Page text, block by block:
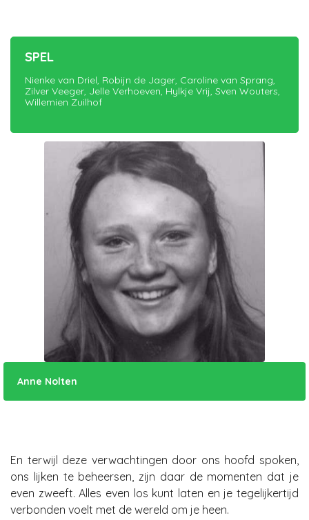
SPEL
Nienke van Driel, Robijn de Jager, Caroline van Sprang,
Zilver Veeger, Jelle Verhoeven, Hylkje Vrij, Sven Wouters,
Willemien Zuilhof
Anne Nolten
En terwijl deze verwachtingen door ons hoofd spoken,
ons lijken te beheersen, zijn daar de momenten dat je
even zweeft. Alles even los kunt laten en je tegelijkertijd
verbonden voelt met de wereld om je heen.